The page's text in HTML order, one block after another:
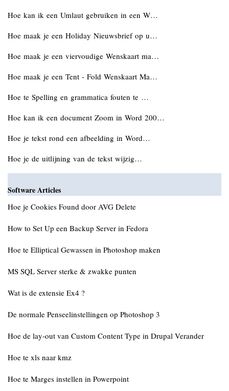
Hoe kan ik een Umlaut gebruiken in een W…
Hoe maak je een Holiday Nieuwsbrief op u…
Hoe maak je een viervoudige Wenskaart ma…
Hoe maak je een Tent - Fold Wenskaart Ma…
Hoe te Spelling en grammatica fouten te …
Hoe kan ik een document Zoom in Word 200…
Hoe je tekst rond een afbeelding in Word…
Hoe je de uitlijning van de tekst wijzig…
Software Articles
Hoe je Cookies Found door AVG Delete
How to Set Up een Backup Server in Fedora
Hoe te Elliptical Gewassen in Photoshop maken
MS SQL Server sterke & zwakke punten
Wat is de extensie Ex4 ?
De normale Penseelinstellingen op Photoshop 3
Hoe de lay-out van Custom Content Type in Drupal Verander
Hoe te xls naar kmz
Hoe te Marges instellen in Powerpoint